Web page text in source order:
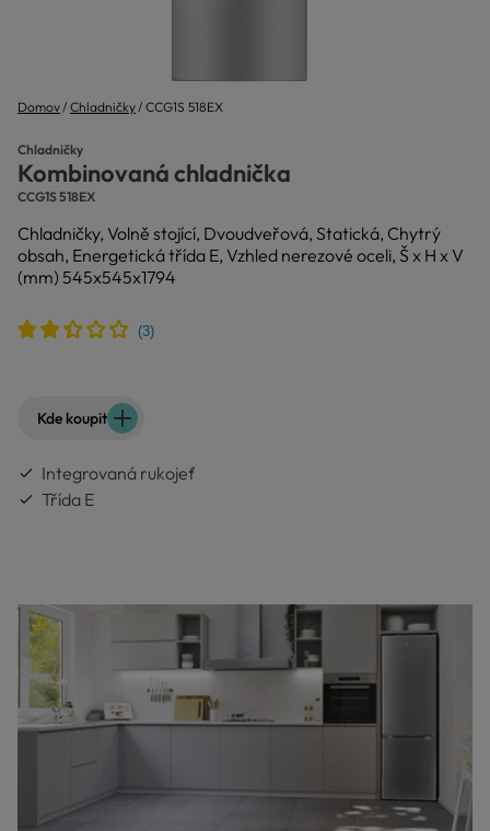
Domov Chladničky CCG1S 518EX
Chladničky
Kombinovaná chladnička
CCG1S 518EX
Chladničky, Volně stojící, Dvoudveřová, Statická, Chytrý
obsah, Energetická třída E, Vzhled nerezové oceli, Š x H x V
(mm) 545x545x1794
Kde koupit
Integrovaná rukojeť
Třída E